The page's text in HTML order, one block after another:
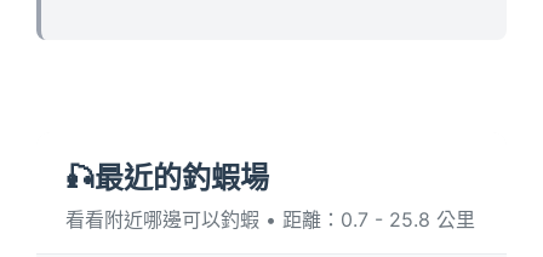
🎣最近的釣蝦場
看看附近哪邊可以釣蝦 • 距離：0.7 - 25.8 公里